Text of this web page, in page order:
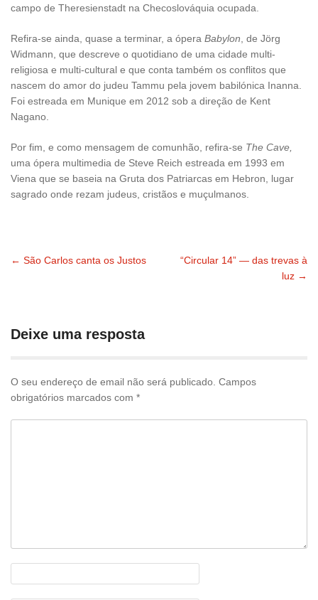
campo de Theresienstadt na Checoslováquia ocupada.
Refira-se ainda, quase a terminar, a ópera Babylon, de Jörg
Widmann, que descreve o quotidiano de uma cidade multi-
religiosa e multi-cultural e que conta também os conflitos que
nascem do amor do judeu Tammu pela jovem babilónica Inanna.
Foi estreada em Munique em 2012 sob a direção de Kent
Nagano.
Por fim, e como mensagem de comunhão, refira-se The Cave,
uma ópera multimedia de Steve Reich estreada em 1993 em
Viena que se baseia na Gruta dos Patriarcas em Hebron, lugar
sagrado onde rezam judeus, cristãos e muçulmanos.
publicações
← São Carlos canta os Justos
“Circular 14” — das trevas à
luz →
Deixe uma resposta
O seu endereço de email não será publicado. Campos
obrigatórios marcados com *